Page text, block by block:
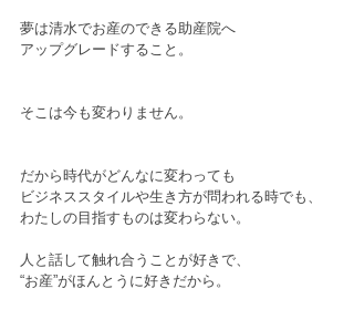
夢は清水でお産のできる助産院へ﻿
アップグレードすること。﻿
そこは今も変わりません。﻿
だから時代がどんなに変わっても﻿
ビジネススタイルや生き方が問われる時でも、﻿
わたしの目指すものは変わらない。﻿
人と話して触れ合うことが好きで、﻿
“お産”がほんとうに好きだから。﻿